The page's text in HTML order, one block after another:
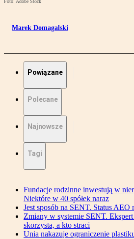
Foto: Adobe Stock
Marek Domagalski
Powiązane
Polecane
Najnowsze
Tagi
Fundacje rodzinne inwestują w
Niektóre w 40 spółek naraz
Jest sposób na SENT. Status
Zmiany w systemie SENT.
skorzysta, a kto straci
Unia nakazuje ograniczenie